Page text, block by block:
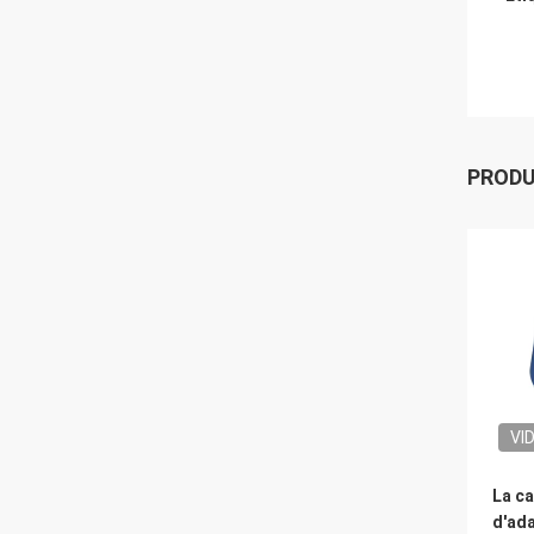
La